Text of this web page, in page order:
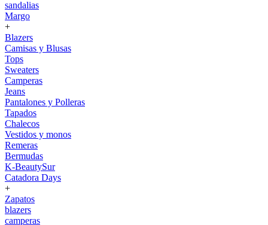
sandalias
Margo
+
Blazers
Camisas y Blusas
Tops
Sweaters
Camperas
Jeans
Pantalones y Polleras
Tapados
Chalecos
Vestidos y monos
Remeras
Bermudas
K-BeautySur
Catadora Days
+
Zapatos
blazers
camperas